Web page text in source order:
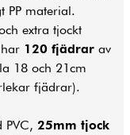
PP material.
extra tjockt
120 fjädrar av
18 och 21cm
fjädrar).
PVC, 25mm tjock